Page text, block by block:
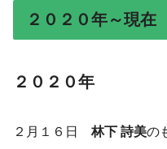
２０２０年～現在
２０２０年
２月１６日林下 詩美の